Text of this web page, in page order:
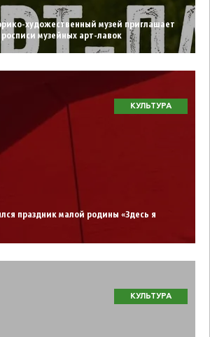
художественный музей приглашает
музейных арт-лавок
КУЛЬТУРА
праздник малой родины «Здесь я
КУЛЬТУРА